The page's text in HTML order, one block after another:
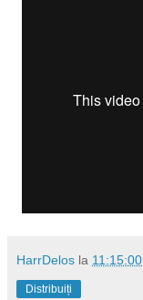
HarrDelos la 11:15:00
Distribuiți